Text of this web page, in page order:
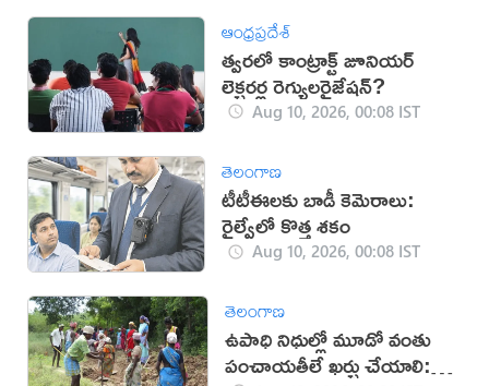
ఆంధ్రప్రదేశ్
త్వరలో కాంట్రాక్ట్‌ జూనియర్
లెక్చరర్ల రెగ్యులరైజేషన్?
Aug 10, 2026, 00:08 IST
తెలంగాణ
టీటీఈలకు బాడీ కెమెరాలు:
రైల్వేలో కొత్త శకం
Aug 10, 2026, 00:08 IST
తెలంగాణ
ఉపాధి నిధుల్లో మూడో వంతు
పంచాయతీలే ఖర్చు చేయాలి: